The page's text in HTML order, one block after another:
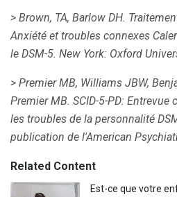
> Brown, TA, Barlow DH.
Anxiété et troubles connexes
le DSM-5. New York: Oxford
> Premier MB, Williams JBW,
Premier MB. SCID-5-PD:
les troubles de la personnalité
publication de l'American
Related Content
Est-ce que votre